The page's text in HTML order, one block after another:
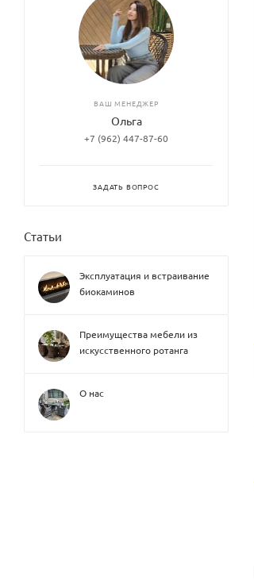
ВАШ МЕНЕДЖЕР
Ольга
+7 (962) 447-87-60
ЗАДАТЬ ВОПРОС
Статьи
Эксплуатация и встраивание
биокаминов
Преимущества мебели из
искусственного ротанга
О нас